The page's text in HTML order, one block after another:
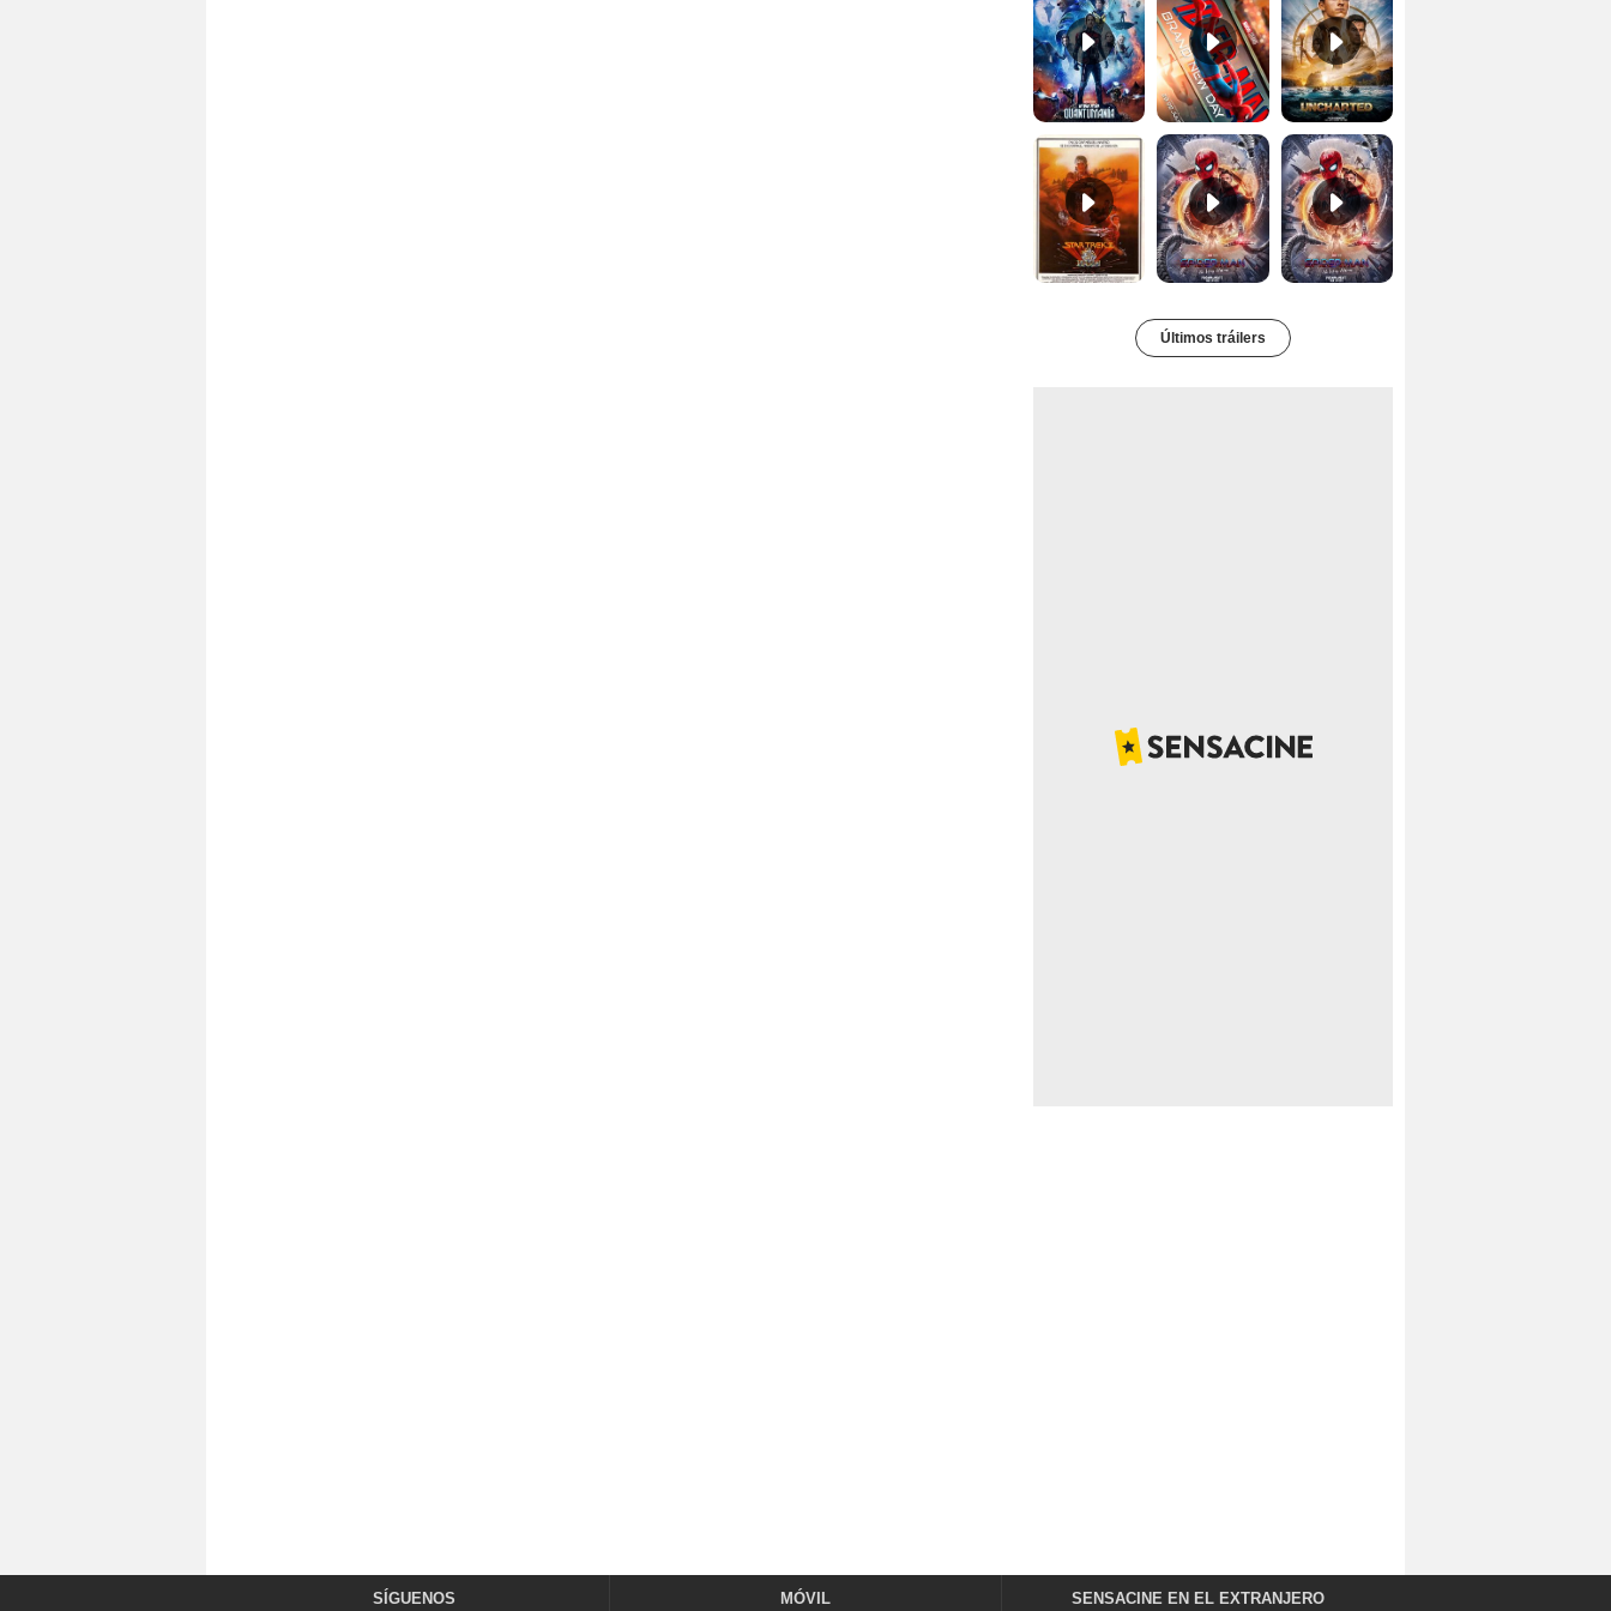
Star Trek II: la ira de Khan Tráiler VO Spider-Man: No Way Home Teaser Tráiler 'Spider-Man: No Way Home'
Últimos tráilers
SÍGUENOS MÓVIL SENSACINE EN EL EXTRANJERO